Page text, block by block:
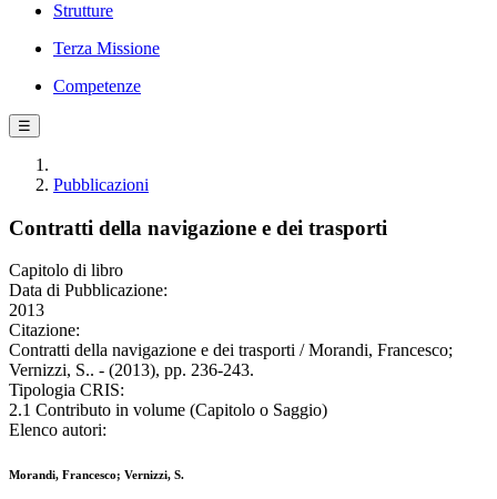
Strutture
Terza Missione
Competenze
☰
Pubblicazioni
Contratti della navigazione e dei trasporti
Capitolo di libro
Data di Pubblicazione:
2013
Citazione:
Contratti della navigazione e dei trasporti / Morandi, Francesco;
Vernizzi, S.. - (2013), pp. 236-243.
Tipologia CRIS:
2.1 Contributo in volume (Capitolo o Saggio)
Elenco autori:
Morandi, Francesco; Vernizzi, S.